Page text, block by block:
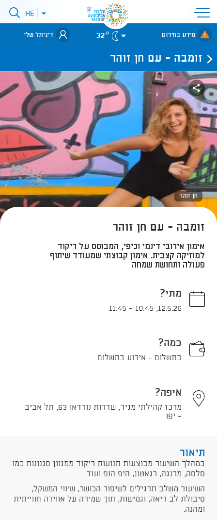
פתיחת
תפריט
אתר
לאתר עיריית
תל-אביב
פתיחתHE
מידע בחירום 32° דיגיתל שלי
זומבה - עם חן זוהר
חן זוהר
זומבה - עם חן זוהר
אימון אירובי דינמי וכיפי, המבוסס על ריקוד
למוזיקה קצבית. אימון קבוצתי שמעודד שיתוף
פעולה ותחושת שמחה
מתי?
12.5.26
,
10:45
-
11:45
כמה?
בתשלום - אירוע בתשלום
איפה?
מרכז קהילתי מגיד, שדרות נורדאו 63, תל אביב
- יפו
תיאור
במהלך השיעור מבוצעות תנועות ריקוד ממגוון סגנונות כמו
סלסה, מרנגה, רגאטון, היפ הופ ועוד.
השיעור משלב תרגילים לשיפור הכושר, שיווי המשקל,
סיבולת לב ריאה, וגמישות, תוך שמירה על אווירה חווייתית
ומהנה.